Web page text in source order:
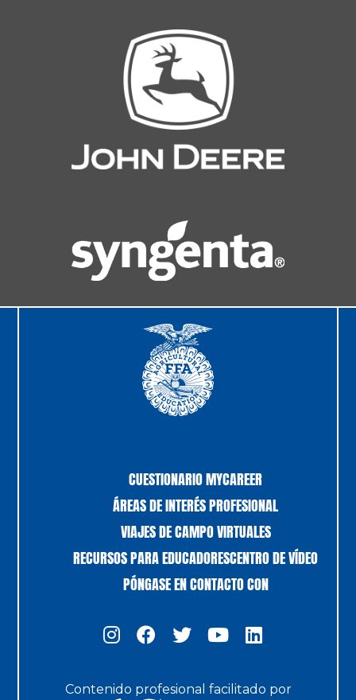
CUESTIONARIO MYCAREER
ÁREAS DE INTERÉS PROFESIONAL
VIAJES DE CAMPO VIRTUALES
RECURSOS PARA EDUCADORESCENTRO DE VÍDEO
PÓNGASE EN CONTACTO CON
Contenido profesional facilitado por